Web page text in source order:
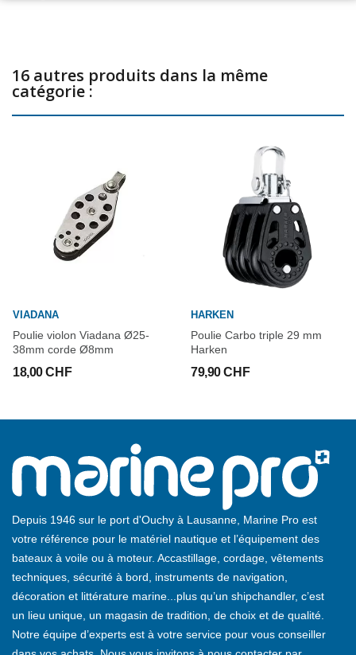
16 autres produits dans la même
catégorie :
VIADANA
Poulie violon Viadana Ø25-
38mm corde Ø8mm
18,00 CHF
HARKEN
Poulie Carbo triple 29 mm
Harken
79,90 CHF
Depuis 1946 sur le port d'Ouchy à Lausanne, Marine Pro est
votre référence pour le matériel nautique et l’équipement des
bateaux à voile ou à moteur. Accastillage, cordage, vêtements
techniques, sécurité à bord, instruments de navigation,
décoration et littérature marine...plus qu’un shipchandler, c’est
un lieu unique, un magasin de tradition, de choix et de qualité.
Notre équipe d’experts est à votre service pour vous conseiller